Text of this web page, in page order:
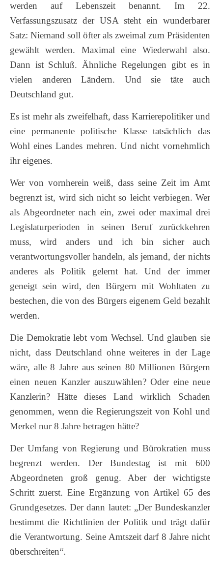
werden auf Lebenszeit benannt. Im 22.
Verfassungszusatz der USA steht ein wunderbarer
Satz: Niemand soll öfter als zweimal zum Präsidenten
gewählt werden. Maximal eine Wiederwahl also.
Dann ist Schluß. Ähnliche Regelungen gibt es in
vielen anderen Ländern. Und sie täte auch
Deutschland gut.
Es ist mehr als zweifelhaft, dass Karrierepolitiker und
eine permanente politische Klasse tatsächlich das
Wohl eines Landes mehren. Und nicht vornehmlich
ihr eigenes.
Wer von vornherein weiß, dass seine Zeit im Amt
begrenzt ist, wird sich nicht so leicht verbiegen. Wer
als Abgeordneter nach ein, zwei oder maximal drei
Legislaturperioden in seinen Beruf zurückkehren
muss, wird anders und ich bin sicher auch
verantwortungsvoller handeln, als jemand, der nichts
anderes als Politik gelernt hat. Und der immer
geneigt sein wird, den Bürgern mit Wohltaten zu
bestechen, die von des Bürgers eigenem Geld bezahlt
werden.
Die Demokratie lebt vom Wechsel. Und glauben sie
nicht, dass Deutschland ohne weiteres in der Lage
wäre, alle 8 Jahre aus seinen 80 Millionen Bürgern
einen neuen Kanzler auszuwählen? Oder eine neue
Kanzlerin? Hätte dieses Land wirklich Schaden
genommen, wenn die Regierungszeit von Kohl und
Merkel nur 8 Jahre betragen hätte?
Der Umfang von Regierung und Bürokratien muss
begrenzt werden. Der Bundestag ist mit 600
Abgeordneten groß genug. Aber der wichtigste
Schritt zuerst. Eine Ergänzung von Artikel 65 des
Grundgesetzes. Der dann lautet: „Der Bundeskanzler
bestimmt die Richtlinien der Politik und trägt dafür
die Verantwortung. Seine Amtszeit darf 8 Jahre nicht
überschreiten“.